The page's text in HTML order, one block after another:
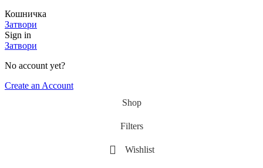
Кошничка
Затвори
Sign in
Затвори
No account yet?
Create an Account
Shop
Filters
Wishlist